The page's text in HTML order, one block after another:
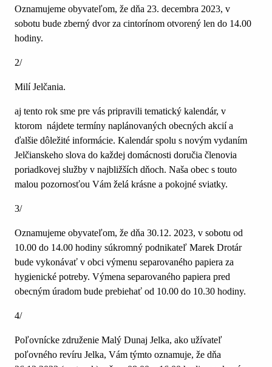
Oznamujeme obyvateľom, že dňa 23. decembra 2023, v
sobotu bude zberný dvor za cintorínom otvorený len do 14.00
hodiny.
2/
Milí Jelčania.
aj tento rok sme pre vás pripravili tematický kalendár, v
ktorom nájdete termíny naplánovaných obecných akcií a
ďalšie dôležité informácie. Kalendár spolu s novým vydaním
Jelčianskeho slova do každej domácnosti doručia členovia
poriadkovej služby v najbližších dňoch. Naša obec s touto
malou pozornosťou Vám želá krásne a pokojné sviatky.
3/
Oznamujeme obyvateľom, že dňa 30.12. 2023, v sobotu od
10.00 do 14.00 hodiny súkromný podnikateľ Marek Drotár
bude vykonávať v obci výmenu separovaného papiera za
hygienické potreby. Výmena separovaného papiera pred
obecným úradom bude prebiehať od 10.00 do 10.30 hodiny.
4/
Poľovnícke združenie Malý Dunaj Jelka, ako užívateľ
poľovného revíru Jelka, Vám týmto oznamuje, že dňa